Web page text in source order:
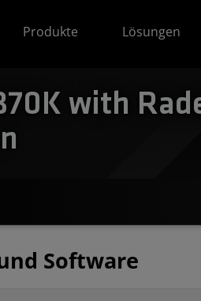
Produkte
Lösungen
with
Software